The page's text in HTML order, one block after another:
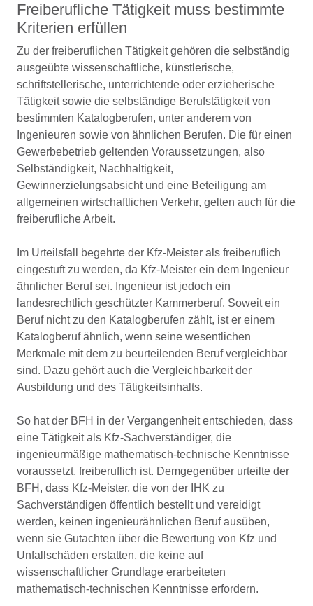
Freiberufliche Tätigkeit muss bestimmte
Kriterien erfüllen
Zu der freiberuflichen Tätigkeit gehören die selbständig
ausgeübte wissenschaftliche, künstlerische,
schriftstellerische, unterrichtende oder erzieherische
Tätigkeit sowie die selbständige Berufstätigkeit von
bestimmten Katalogberufen, unter anderem von
Ingenieuren sowie von ähnlichen Berufen. Die für einen
Gewerbebetrieb geltenden Voraussetzungen, also
Selbständigkeit, Nachhaltigkeit,
Gewinnerzielungsabsicht und eine Beteiligung am
allgemeinen wirtschaftlichen Verkehr, gelten auch für die
freiberufliche Arbeit.
Im Urteilsfall begehrte der Kfz-Meister als freiberuflich
eingestuft zu werden, da Kfz-Meister ein dem Ingenieur
ähnlicher Beruf sei. Ingenieur ist jedoch ein
landesrechtlich geschützter Kammerberuf. Soweit ein
Beruf nicht zu den Katalogberufen zählt, ist er einem
Katalogberuf ähnlich, wenn seine wesentlichen
Merkmale mit dem zu beurteilenden Beruf vergleichbar
sind. Dazu gehört auch die Vergleichbarkeit der
Ausbildung und des Tätigkeitsinhalts.
So hat der BFH in der Vergangenheit entschieden, dass
eine Tätigkeit als Kfz-Sachverständiger, die
ingenieurmäßige mathematisch-technische Kenntnisse
voraussetzt, freiberuflich ist. Demgegenüber urteilte der
BFH, dass Kfz-Meister, die von der IHK zu
Sachverständigen öffentlich bestellt und vereidigt
werden, keinen ingenieurähnlichen Beruf ausüben,
wenn sie Gutachten über die Bewertung von Kfz und
Unfallschäden erstatten, die keine auf
wissenschaftlicher Grundlage erarbeiteten
mathematisch-technischen Kenntnisse erfordern.